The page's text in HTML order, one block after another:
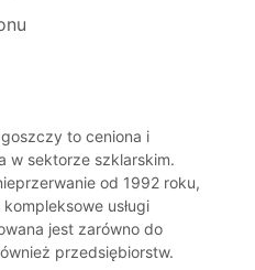
to ceniona i
w sektorze szklarskim.
od 1992 roku,
usługi
jest zarówno do
przedsiębiorstw.